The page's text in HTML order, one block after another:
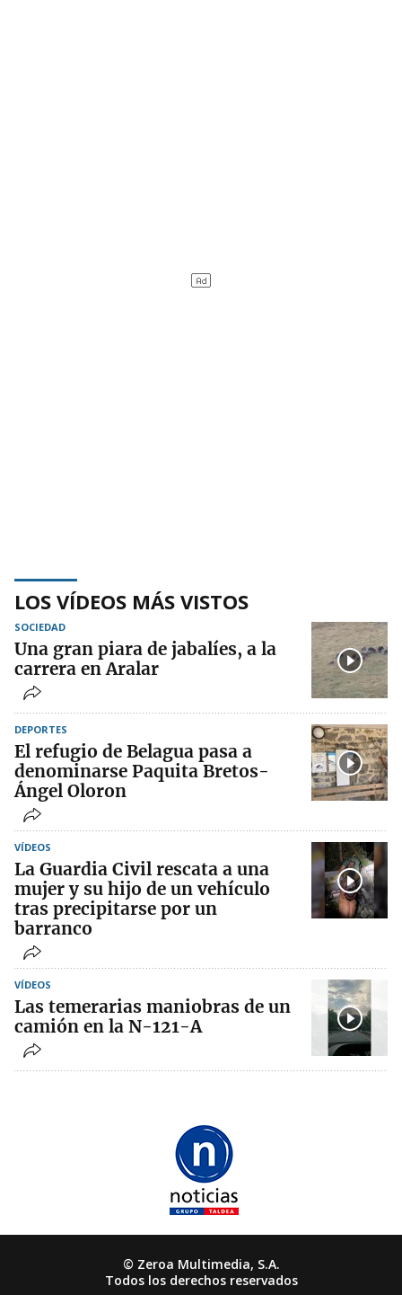
LOS VÍDEOS MÁS VISTOS
SOCIEDAD
Una gran piara de jabalíes, a la
carrera en Aralar
DEPORTES
El refugio de Belagua pasa a
denominarse Paquita Bretos-
Ángel Oloron
VÍDEOS
La Guardia Civil rescata a una
mujer y su hijo de un vehículo
tras precipitarse por un
barranco
VÍDEOS
Las temerarias maniobras de un
camión en la N-121-A
© Zeroa Multimedia, S.A.
Todos los derechos reservados